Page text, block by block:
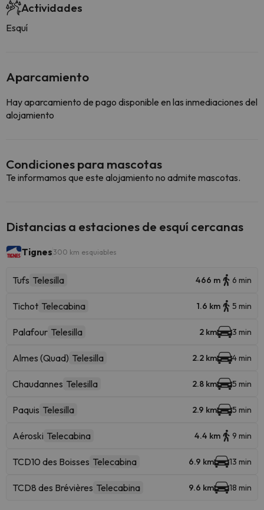
Actividades
Esquí
Aparcamiento
Hay aparcamiento de pago disponible en las inmediaciones del
alojamiento
Condiciones para mascotas
Te informamos que este alojamiento no admite mascotas.
Distancias a estaciones de esquí cercanas
Tignes 300 km esquiables
Tufs Telesilla 466 m 6 min
Tichot Telecabina 1.6 km 5 min
Palafour Telesilla 2 km 3 min
Almes (Quad) Telesilla 2.2 km 4 min
Chaudannes Telesilla 2.8 km 5 min
Paquis Telesilla 2.9 km 5 min
Aéroski Telecabina 4.4 km 9 min
TCD10 des Boisses Telecabina 6.9 km 13 min
TCD8 des Brévières Telecabina 9.6 km 18 min